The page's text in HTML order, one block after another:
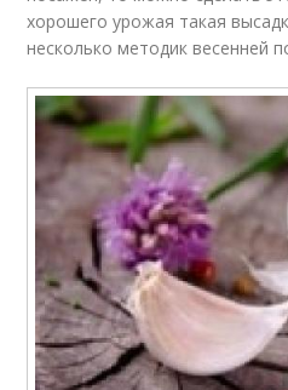
хорошего урожая такая
несколько методик весенней